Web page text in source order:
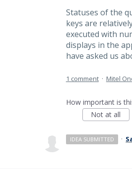
Statuses of the
keys are
executed with
displays in the
have asked us
1 comment · Mitel
How important is
Not at all
IDEA SUBMITTED ·